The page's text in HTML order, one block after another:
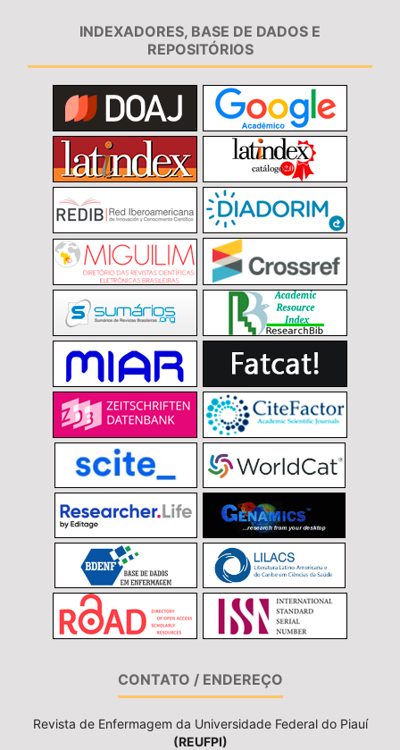
INDEXADORES, BASE DE DADOS E
REPOSITÓRIOS
CONTATO / ENDEREÇO
Revista de Enfermagem da Universidade Federal do Piauí
(REUFPI)